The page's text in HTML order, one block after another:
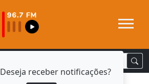
Deseja receber notificações?